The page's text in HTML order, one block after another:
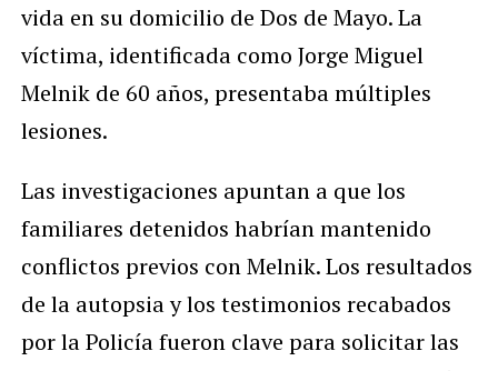
vida en su domicilio de Dos de Mayo. La
víctima, identificada como Jorge Miguel
Melnik de 60 años, presentaba múltiples
lesiones.
Las investigaciones apuntan a que los
familiares detenidos habrían mantenido
conflictos previos con Melnik. Los resultados
de la autopsia y los testimonios recabados
por la Policía fueron clave para solicitar las